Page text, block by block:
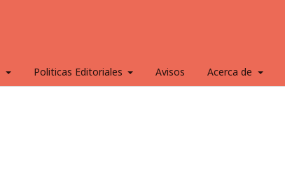
Politicas Editoriales Avisos Acerca de